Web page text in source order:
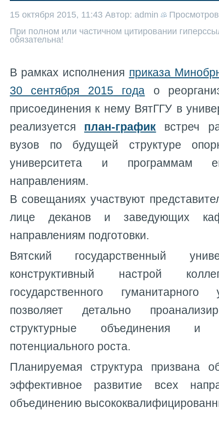
15 октября 2015, 11:43 Автор: admin
При полном или частичном цитировании
обязательна!
В рамках исполнения приказа
30 сентября 2015 года о
присоединения к нему ВятГГУ в
реализуется план-график встреч
вузов по будущей структуре
университета и программам
направлениям.
В совещаниях участвуют
лице деканов и заведующих
направлениям подготовки.
Вятский государственный
конструктивный настрой
государственного гуманитарного
позволяет детально
структурные объединения и
потенциального роста.
Планируемая структура призвана
эффективное развитие всех
объединению